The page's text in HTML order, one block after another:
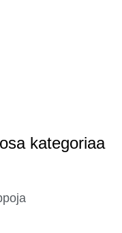
kategoriaa